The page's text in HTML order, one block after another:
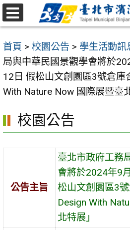
跳
至
要
內
容
區
首頁 > 校園公告 > 學生活動訊
局與中華民國景觀學會將於
12日 假松山文創園區3號倉庫
With Nature Now 國際展暨臺
校園公告
公告主旨
臺北市政府工務
會將於2024年9
松山文創園區3
Design With
北特展」
選
單